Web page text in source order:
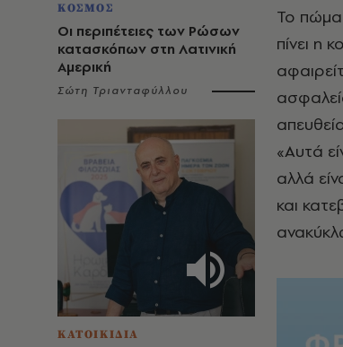
ΚΟΣΜΟΣ
Οι περιπέτειες των Ρώσων
κατασκόπων στη Λατινική
Αμερική
Σώτη Τριανταφύλλου
ΚΑΤΟΙΚΙΔΙΑ
Το
πίνει η
«Αυτά
αλλά
και